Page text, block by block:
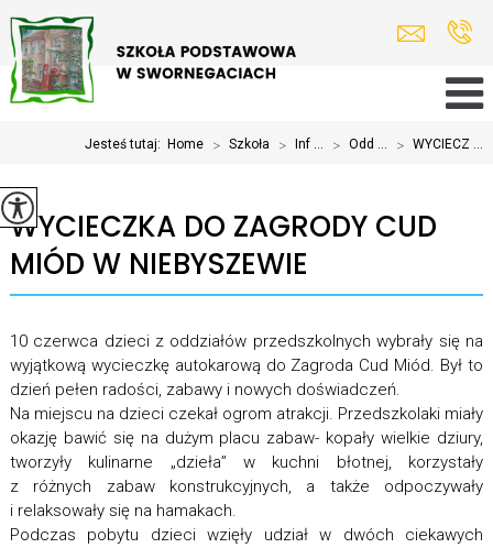
Jesteś tutaj: Home > Szkoła > Inf ... > Odd ... > WYCIECZ ...
WYCIECZKA DO ZAGRODY CUD
MIÓD W NIEBYSZEWIE
10 czerwca dzieci z oddziałów przedszkolnych wybrały się na
wyjątkową wycieczkę autokarową do Zagroda Cud Miód. Był to
dzień pełen radości, zabawy i nowych doświadczeń.
Na miejscu na dzieci czekał ogrom atrakcji. Przedszkolaki miały
okazję bawić się na dużym placu zabaw- kopały wielkie dziury,
tworzyły kulinarne „dzieła” w kuchni błotnej, korzystały
z różnych zabaw konstrukcyjnych, a także odpoczywały
i relaksowały się na hamakach.
Podczas pobytu dzieci wzięły udział w dwóch ciekawych